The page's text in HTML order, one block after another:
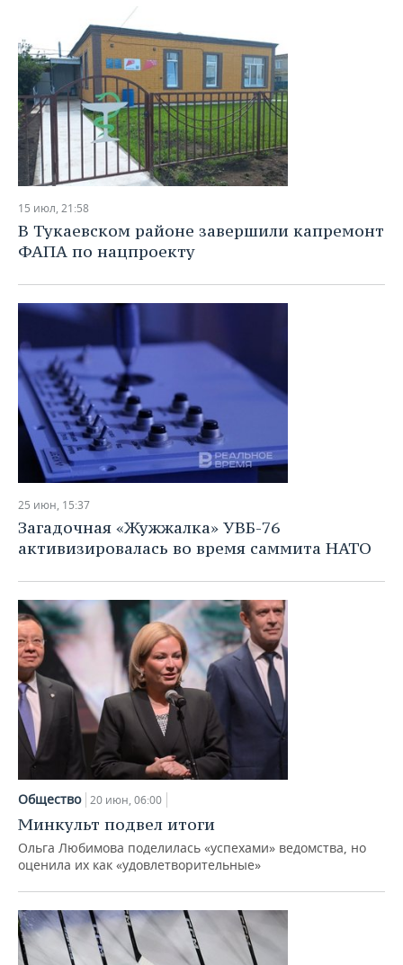
15 июл, 21:58
В Тукаевском районе завершили капремонт
ФАПА по нацпроекту
25 июн, 15:37
Загадочная «Жужжалка» УВБ-76
активизировалась во время саммита НАТО
Общество 20 июн, 06:00
Минкульт подвел итоги
Ольга Любимова поделилась «успехами» ведомства, но
оценила их как «удовлетворительные»